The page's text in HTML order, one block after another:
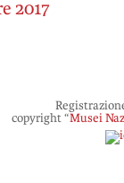
2017
copyright “Musei